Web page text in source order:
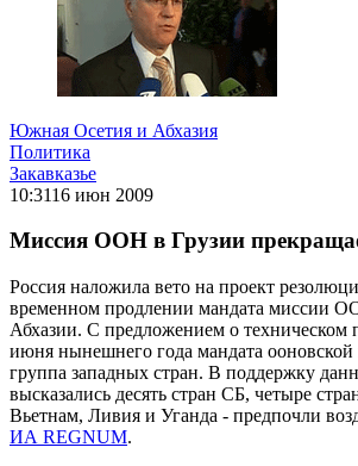
Южная Осетия и Абхазия
Политика
Закавказье
10:3116 июн 2009
Миссия ООН в Грузии
Россия наложила вето на проект
временном продлении мандата миссии
Абхазии. С предложением о техническом
июня нынешнего года мандата
группа западных стран. В поддержку
высказались десять стран СБ, четыре
Вьетнам, Ливия и Уганда - предпочли
ИА REGNUM.